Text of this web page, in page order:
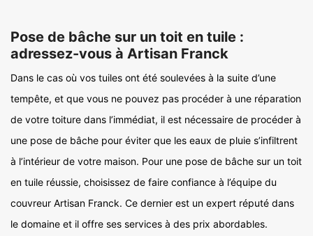
Pose de bâche sur un toit en tuile :
adressez-vous à Artisan Franck
Dans le cas où vos tuiles ont été soulevées à la suite d’une
tempête, et que vous ne pouvez pas procéder à une réparation
de votre toiture dans l’immédiat, il est nécessaire de procéder à
une pose de bâche pour éviter que les eaux de pluie s’infiltrent
à l’intérieur de votre maison. Pour une pose de bâche sur un toit
en tuile réussie, choisissez de faire confiance à l’équipe du
couvreur Artisan Franck. Ce dernier est un expert réputé dans
le domaine et il offre ses services à des prix abordables.